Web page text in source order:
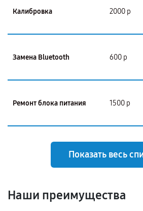
Калибровка 2000 р
Замена Bluetooth 600 р
Ремонт блока питания 1500 р
Показать весь
Наши преимущества